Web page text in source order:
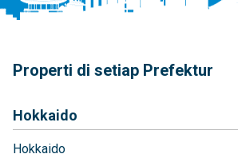
Properti di setiap Prefektur
Hokkaido
Hokkaido